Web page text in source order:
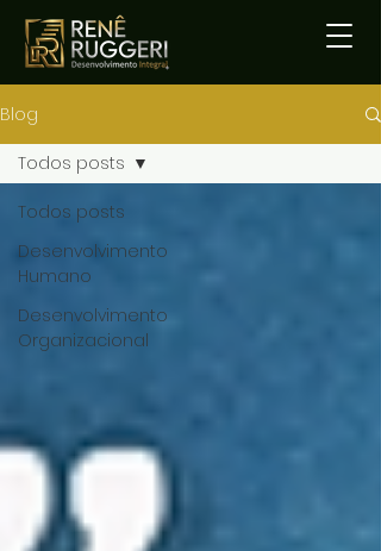
Blog
Todos posts
Desenvolvimento
Humano
Desenvolvimento
Organizacional
Todos posts